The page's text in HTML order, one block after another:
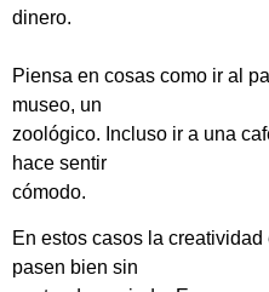
dinero.
Piensa en cosas como ir al
museo, un
zoológico. Incluso ir a una
hace sentir
cómodo.
En estos casos la
pasen bien sin